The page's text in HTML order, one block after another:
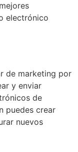
electrónico
de marketing por
y enviar
de
puedes crear
nuevos